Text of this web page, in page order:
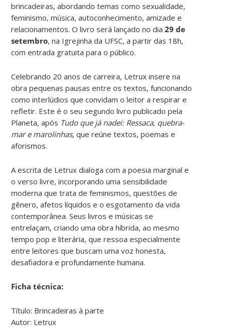
brincadeiras, abordando temas como sexualidade,
feminismo, música, autoconhecimento, amizade e
relacionamentos. O livro será lançado no dia29 de
setembro, na Igrejinha da UFSC, a partir das 18h,
com entrada gratuita para o público.
Celebrando 20 anos de carreira, Letrux insere na
obra pequenas pausas entre os textos, funcionando
como interlúdios que convidam o leitor a respirar e
refletir. Este é o seu segundo livro publicado pela
Planeta, após Tudo que já nadei: Ressaca, quebra-
mar e marolinhas, que reúne textos, poemas e
aforismos.
A escrita de Letrux dialoga com a poesia marginal e
o verso livre, incorporando uma sensibilidade
moderna que trata de feminismos, questões de
gênero, afetos líquidos e o esgotamento da vida
contemporânea. Seus livros e músicas se
entrelaçam, criando uma obra híbrida, ao mesmo
tempo pop e literária, que ressoa especialmente
entre leitores que buscam uma voz honesta,
desafiadora e profundamente humana.
Ficha técnica:
Título: Brincadeiras à parte
Autor: Letrux